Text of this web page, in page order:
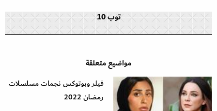
توب 10
مواضيع متعلقة
فيلر وبوتوكس نجمات مسلسلات
رمضان 2022